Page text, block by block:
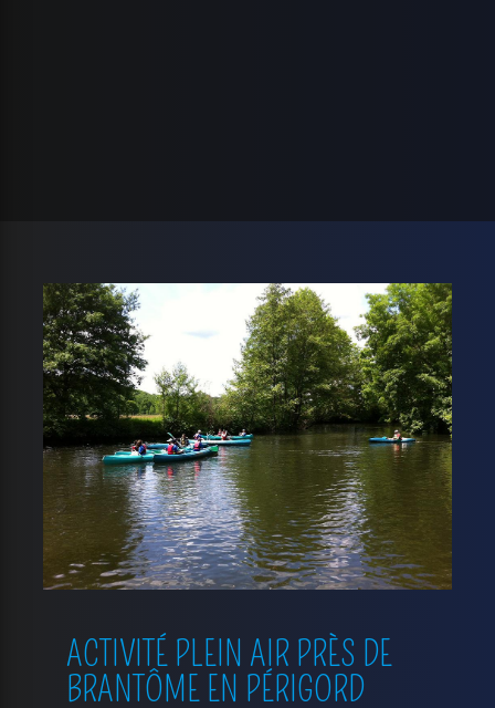
ACTIVITÉ PLEIN AIR PRÈS DE
BRANTÔME EN PÉRIGORD